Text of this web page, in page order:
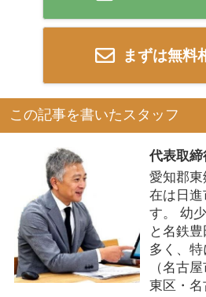
まずは無料
この記事を書いたスタッフ
代表取
愛知郡
在は日進
す。 幼
と名鉄
多く、
（名古
東区・